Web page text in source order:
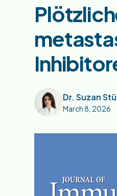
Dr. Suzan
March 8, 2026